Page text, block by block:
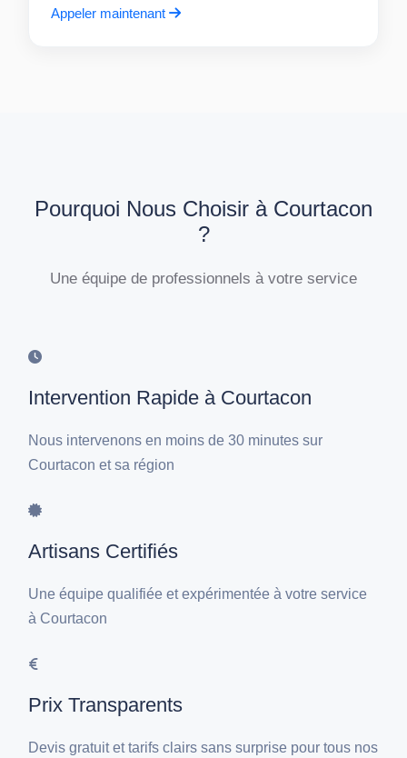
Appeler maintenant
Pourquoi Nous Choisir à Courtacon
?
Une équipe de professionnels à votre service
Intervention Rapide à Courtacon
Nous intervenons en moins de 30 minutes sur
Courtacon et sa région
Artisans Certifiés
Une équipe qualifiée et expérimentée à votre service
à Courtacon
Prix Transparents
Devis gratuit et tarifs clairs sans surprise pour tous nos